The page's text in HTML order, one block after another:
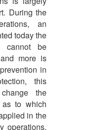
During the
an
today the
cannot be
more is
in
this
the
as to which
in the
operations.